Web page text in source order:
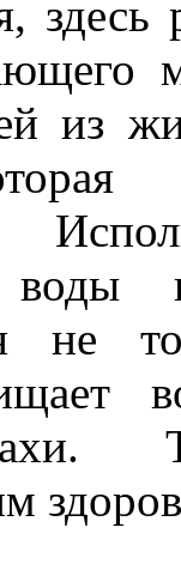
здесь
из
не